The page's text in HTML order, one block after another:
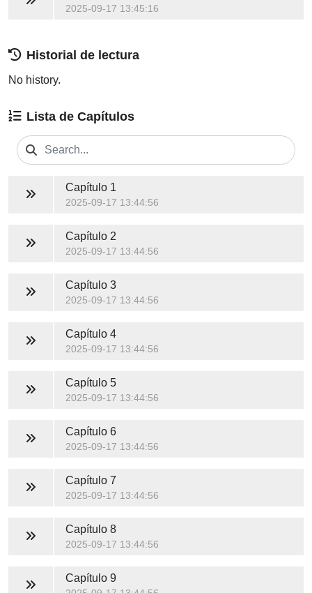
2025-09-17 13:45:16
Historial de lectura
No history.
Lista de Capítulos
Capítulo 1
2025-09-17 13:44:56
Capítulo 2
2025-09-17 13:44:56
Capítulo 3
2025-09-17 13:44:56
Capítulo 4
2025-09-17 13:44:56
Capítulo 5
2025-09-17 13:44:56
Capítulo 6
2025-09-17 13:44:56
Capítulo 7
2025-09-17 13:44:56
Capítulo 8
2025-09-17 13:44:56
Capítulo 9